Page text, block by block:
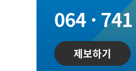
064 ·
제보하기